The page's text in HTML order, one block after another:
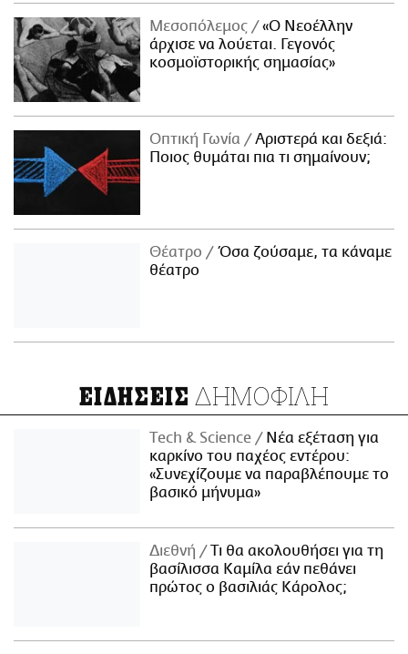
Μεσοπόλεμος
«Ο Νεοέλλην
άρχισε να λούεται. Γεγονός
κοσμοϊστορικής σημασίας»
Οπτική Γωνία
Αριστερά και δεξιά:
Ποιος θυμάται πια τι σημαίνουν;
Θέατρο
Όσα ζούσαμε, τα κάναμε
θέατρο
ΕΙΔΗΣΕΙΣ ΔΗΜΟΦΙΛΗ
Τech & Science
Νέα εξέταση για
καρκίνο του παχέος εντέρου:
«Συνεχίζουμε να παραβλέπουμε το
βασικό μήνυμα»
Διεθνή
Τι θα ακολουθήσει για τη
βασίλισσα Καμίλα εάν πεθάνει
πρώτος ο βασιλιάς Κάρολος;